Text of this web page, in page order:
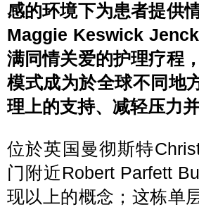
感的环境下为患者提供
Maggie Keswick
满同情关爱的护理疗程
模式成为於全球不同地
理上的支持、减轻压力
位於英国曼彻斯特
门附近Robert Parfett
现以上的概念；这栋单